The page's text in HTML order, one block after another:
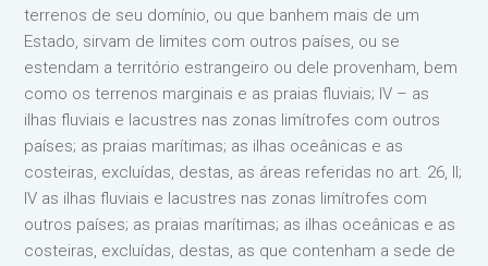
terrenos de seu domínio, ou que banhem mais de um
Estado, sirvam de limites com outros países, ou se
estendam a território estrangeiro ou dele provenham, bem
como os terrenos marginais e as praias fluviais; IV – as
ilhas fluviais e lacustres nas zonas limítrofes com outros
países; as praias marítimas; as ilhas oceânicas e as
costeiras, excluídas, destas, as áreas referidas no art. 26, II;
IV as ilhas fluviais e lacustres nas zonas limítrofes com
outros países; as praias marítimas; as ilhas oceânicas e as
costeiras, excluídas, destas, as que contenham a sede de